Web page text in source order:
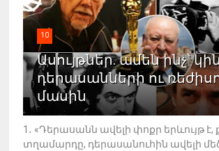
10
Ասույթներ. ամեն ինչ՝
դերասանների ու
մասին
1․ «Դերասանն ավելի փոքր երևույթ է,
տղամարդը, դերասանուհին ավելի մեծ